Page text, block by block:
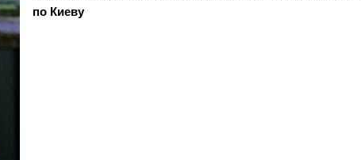
по Киеву